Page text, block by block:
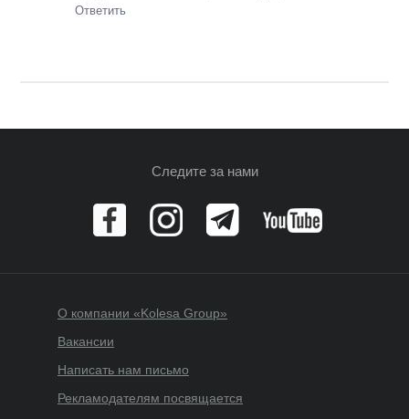
Ответить
Следите за нами
О компании «Kolesa Group»
Вакансии
Написать нам письмо
Рекламодателям посвящается